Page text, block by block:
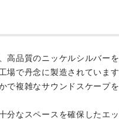
高品質のニッケルシルバー
場で丹念に製造されていま
で複雑なサウンドスケープを
分なスペースを確保したエ